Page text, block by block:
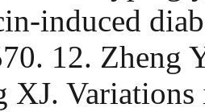
induced
12. Zheng
XJ. Variations